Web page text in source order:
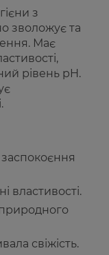
з
зволожує та
Має
рівень pH.
властивості.
свіжість.